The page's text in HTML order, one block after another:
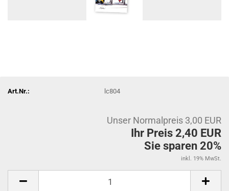
Art.Nr.: lc804
Unser Normalpreis 3,00 EUR
Ihr Preis 2,40 EUR
Sie sparen 20%
inkl. 19% MwSt.